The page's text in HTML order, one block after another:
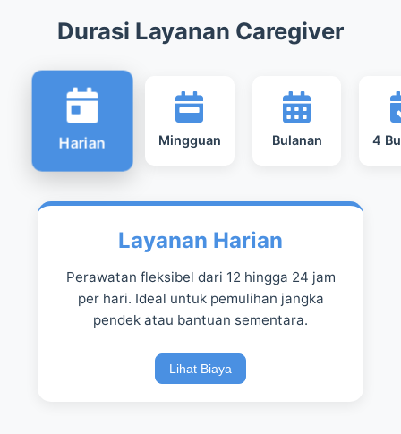
Durasi Layanan Caregiver
Harian Mingguan Bulanan 4
Layanan Harian
Perawatan fleksibel dari 12 hingga 24 jam
per hari. Ideal untuk pemulihan jangka
pendek atau bantuan sementara.
Lihat Biaya